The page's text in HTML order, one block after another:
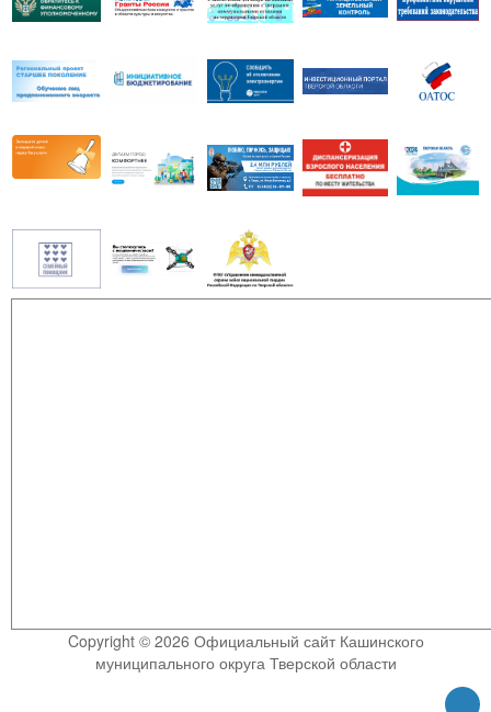
Copyright © 2026 Официальный сайт Кашинского
муниципального округа Тверской области